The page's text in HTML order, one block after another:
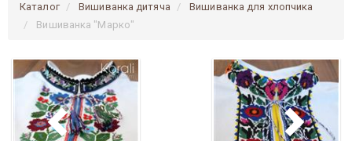
Каталог Вишиванка дитяча
Вишиванка для хлопчика
Вишиванка "Марко"